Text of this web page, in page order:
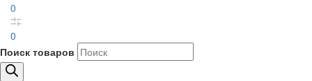
0
0
Поиск товаров